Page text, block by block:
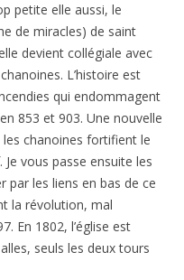
petite elle aussi, le
de miracles) de saint
devient collégiale avec
L’histoire est
qui endommagent
853 et 903. Une nouvelle
chanoines fortifient le
vous passe ensuite les
par les liens en bas de ce
la révolution, mal
En 1802, l’église est
seuls les deux tours